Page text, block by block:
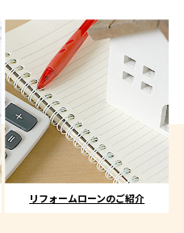
リフォームローンのご紹介